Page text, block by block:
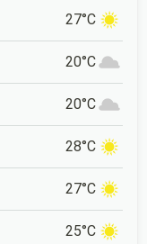
27°C
20°C
20°C
28°C
27°C
25°C